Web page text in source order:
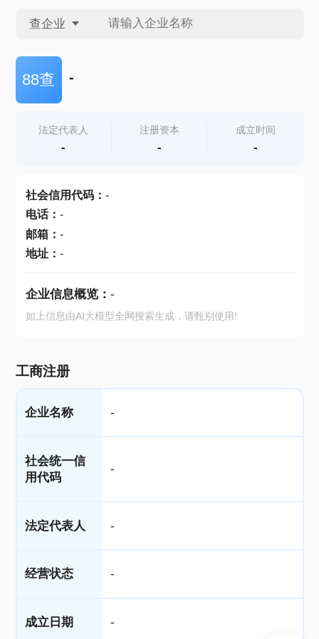
查企业
查企业
查产地
88查 -
法定代表人
-
注册资本
-
成立时间
-
社会信用代码： -
电话： -
邮箱： -
地址： -
企业信息概览： -
如上信息由AI大模型全网搜索生成，请甄别使用!
工商注册
企业名称 -
社会统一信
用代码
-
法定代表人 -
经营状态 -
成立日期 -